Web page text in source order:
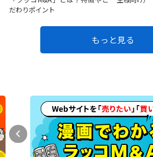
だわりポイント
もっと見る